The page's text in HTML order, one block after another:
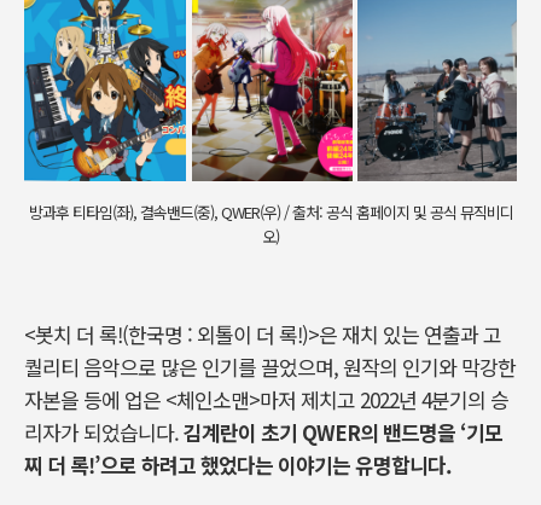
방과후 티타임(좌), 결속밴드(중), QWER(우) / 출처: 공식 홈페이지 및 공식 뮤직비디
오)
<봇치 더 록!(한국명 : 외톨이 더 록!)>은 재치 있는 연출과 고
퀄리티 음악으로 많은 인기를 끌었으며, 원작의 인기와 막강한
자본을 등에 업은 <체인소맨>마저 제치고 2022년 4분기의 승
리자가 되었습니다.김계란이 초기 QWER의 밴드명을 ‘기모
찌 더 록!’으로 하려고 했었다는 이야기는 유명합니다.